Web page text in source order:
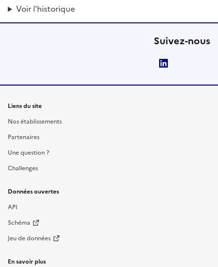
Voir l'historique
Suivez-nous
Liens du site
Nos établissements
Partenaires
Une question ?
Challenges
Données ouvertes
API
Schéma
Jeu de données
En savoir plus